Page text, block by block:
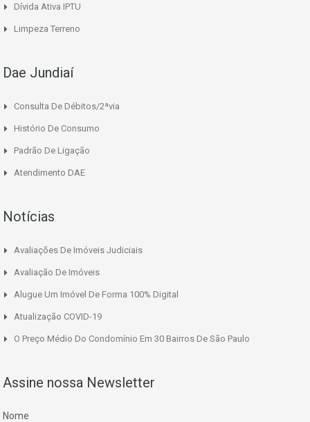
Dívida Ativa IPTU
Limpeza Terreno
Dae Jundiaí
Consulta De Débitos/2ªvia
Histório De Consumo
Padrão De Ligação
Atendimento DAE
Notícias
Avaliações De Imóveis Judiciais
Avaliação De Imóveis
Alugue Um Imóvel De Forma 100% Digital
Atualização COVID-19
O Preço Médio Do Condomínio Em 30 Bairros De São Paulo
Assine nossa Newsletter
Nome